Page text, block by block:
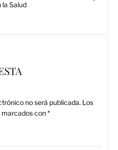
la Salud
no será publicada. Los
con*